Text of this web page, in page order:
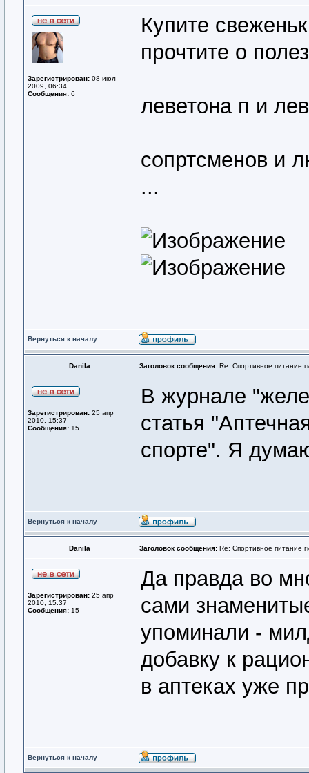
Зарегистрирован: 08 июл
2009, 06:34
Сообщения: 6
Купите
прочтите о
леветона п и
сопртсменов и
...
Вернуться к началу
Danila Заголовок сообщения: Re: Спортивное питание
Зарегистрирован: 25 апр
2010, 15:37
Сообщения: 15
В журнале
статья
спорте". Я
Вернуться к началу
Danila Заголовок сообщения: Re: Спортивное питание
Зарегистрирован: 25 апр
2010, 15:37
Сообщения: 15
Да правда во
сами
упоминали -
добавку к
в аптеках уже
Вернуться к началу